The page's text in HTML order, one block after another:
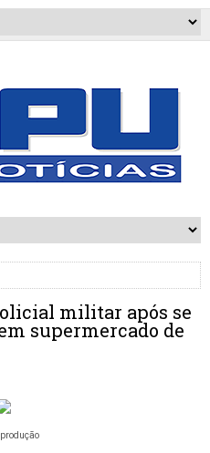
militar após se
supermercado de